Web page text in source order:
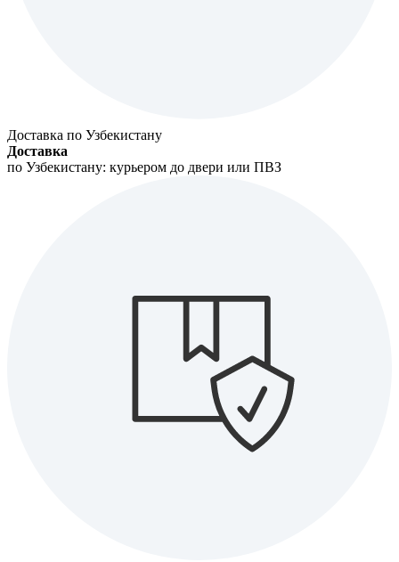
Доставка по Узбекистану
Доставка
по Узбекистану: курьером до двери или ПВЗ